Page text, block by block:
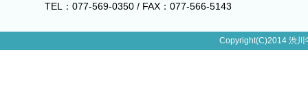
TEL：077-569-0350 / FAX：077-566-5143
Copyright(C)2014 渋川